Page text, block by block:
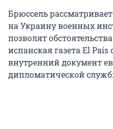
Брюссель
на Украину военных
позволят
испанская газета El País
внутренний документ
дипломатической